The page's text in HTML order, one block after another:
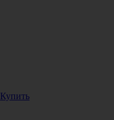
Купить